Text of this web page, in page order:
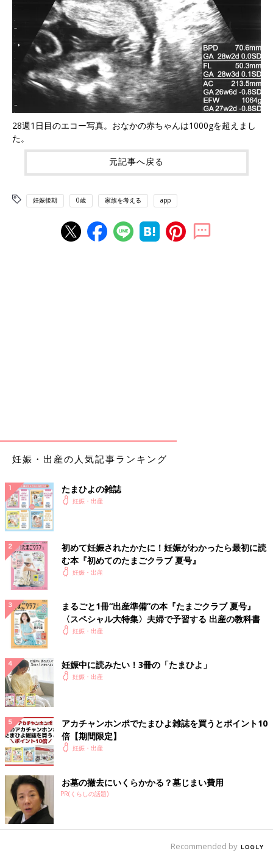
28週1日目のエコー写真。おなかの赤ちゃんは1000gを超えまし
た。
元記事へ戻る
妊娠後期 0歳 家族を考える app
妊娠・出産の人気記事ランキング
たまひよの雑誌
妊娠・出産
初めて妊娠されたかたに！妊娠がわかったら最初に読
む本『初めてのたまごクラブ 夏号』
妊娠・出産
まるごと1冊“出産準備”の本『たまごクラブ 夏号』
〈スペシャル大特集〉夫婦で予習する 出産の教科書
妊娠・出産
妊娠中に読みたい！3冊の「たまひよ」
妊娠・出産
アカチャンホンポでたまひよ雑誌を買うとポイント10
倍【期間限定】
妊娠・出産
お墓の撤去にいくらかかる？墓じまい費用
PR(くらしの話題)
Recommended by